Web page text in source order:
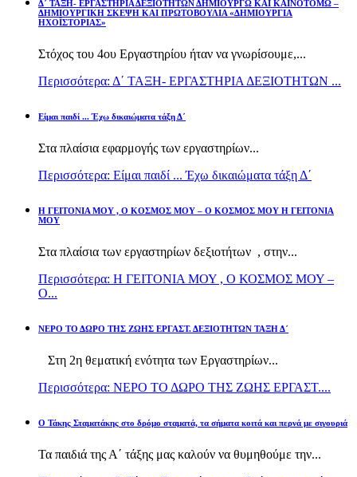
Δ΄ ΤΑΞΗ- ΕΡΓΑΣΤΗΡΙΑ ΔΕΞΙΟΤΗΤΩΝ ΔΗΜΙΟΥΡΓΩ ΚΑΙ ΚΑΙΝΟΤΟΜΩ –
ΔΗΜΙΟΥΡΓΙΚΗ ΣΚΕΨΗ ΚΑΙ ΠΡΩΤΟΒΟΥΛΙΑ «ΔΗΜΙΟΥΡΓΙΑ
ΗΧΟΪΣΤΟΡΙΑΣ»
Στόχος του 4ου Εργαστηρίου ήταν να γνωρίσουμε,...
Περισσότερα: Δ΄ ΤΑΞΗ- ΕΡΓΑΣΤΗΡΙΑ ΔΕΞΙΟΤΗΤΩΝ ...
Είμαι παιδί ... Έχω δικαιώματα τάξη Δ΄
Στα πλαίσια εφαρμογής των εργαστηρίων...
Περισσότερα: Είμαι παιδί ... Έχω δικαιώματα τάξη Δ΄
Η ΓΕΙΤΟΝΙΑ ΜΟΥ , Ο ΚΟΣΜΟΣ ΜΟΥ – Ο ΚΟΣΜΟΣ ΜΟΥ Η ΓΕΙΤΟΝΙΑ
ΜΟΥ
Στα πλαίσια των εργαστηρίων δεξιοτήτων , στην...
Περισσότερα: Η ΓΕΙΤΟΝΙΑ ΜΟΥ , Ο ΚΟΣΜΟΣ ΜΟΥ –
Ο...
ΝΕΡΟ ΤΟ ΔΩΡΟ ΤΗΣ ΖΩΗΣ ΕΡΓΑΣΤ. ΔΕΞΙΟΤΗΤΩΝ ΤΑΞΗ Δ΄
Στη 2η θεματική ενότητα των Εργαστηρίων...
Περισσότερα: ΝΕΡΟ ΤΟ ΔΩΡΟ ΤΗΣ ΖΩΗΣ ΕΡΓΑΣΤ....
Ο Τάκης Σταματάκης στο δρόμο σταματά, τα σήματα κοιτά και περνά με σιγουριά
Τα παιδιά της Α΄ τάξης μας καλούν να θυμηθούμε την...